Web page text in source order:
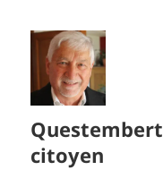
citoyen